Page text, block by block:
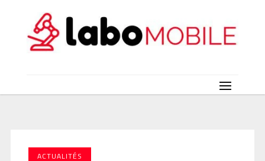
ACTUALITÉS